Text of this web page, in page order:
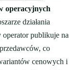
operacyjnych
działania
publikuje na
co
cenowych i